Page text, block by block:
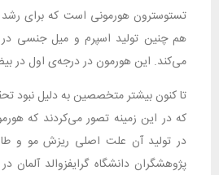
تستوسترون هورمونی است که برای رشد
هم چنین تولید اسپرم و میل جنسی
می‌کند. این هورمون در درجه‌ی اول در
تا کنون بیشتر متخصصین به دلیل نبود
که در این زمینه تصور می‌کردند که
در تولید آن علت اصلی ریزش مو و